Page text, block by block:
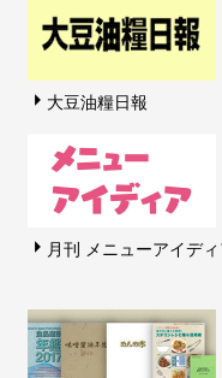
大豆油糧日報
月刊 メニューアイデ